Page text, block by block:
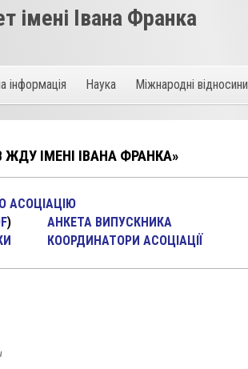
імені Івана Франка
інформація Наука Міжнародні відносини
ІМЕНІ ІВАНА ФРАНКА»
АСОЦІАЦІЮ
)
АНКЕТА ВИПУСКНИКА
КООРДИНАТОРИ АСОЦІАЦІЇ